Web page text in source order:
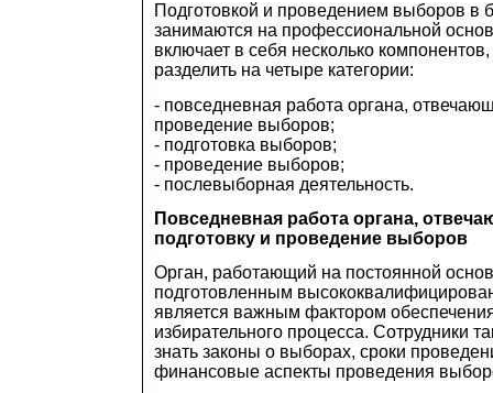
Подготовкой и проведением выборов в
занимаются на профессиональной
включает в себя несколько
разделить на четыре категории:
- повседневная работа органа,
проведение выборов;
- подготовка выборов;
- проведение выборов;
- послевыборная деятельность.
Повседневная работа органа,
подготовку и проведение выборов
Орган, работающий на постоянной
подготовленным
является важным фактором
избирательного процесса. Сотрудники
знать законы о выборах, сроки
финансовые аспекты проведения